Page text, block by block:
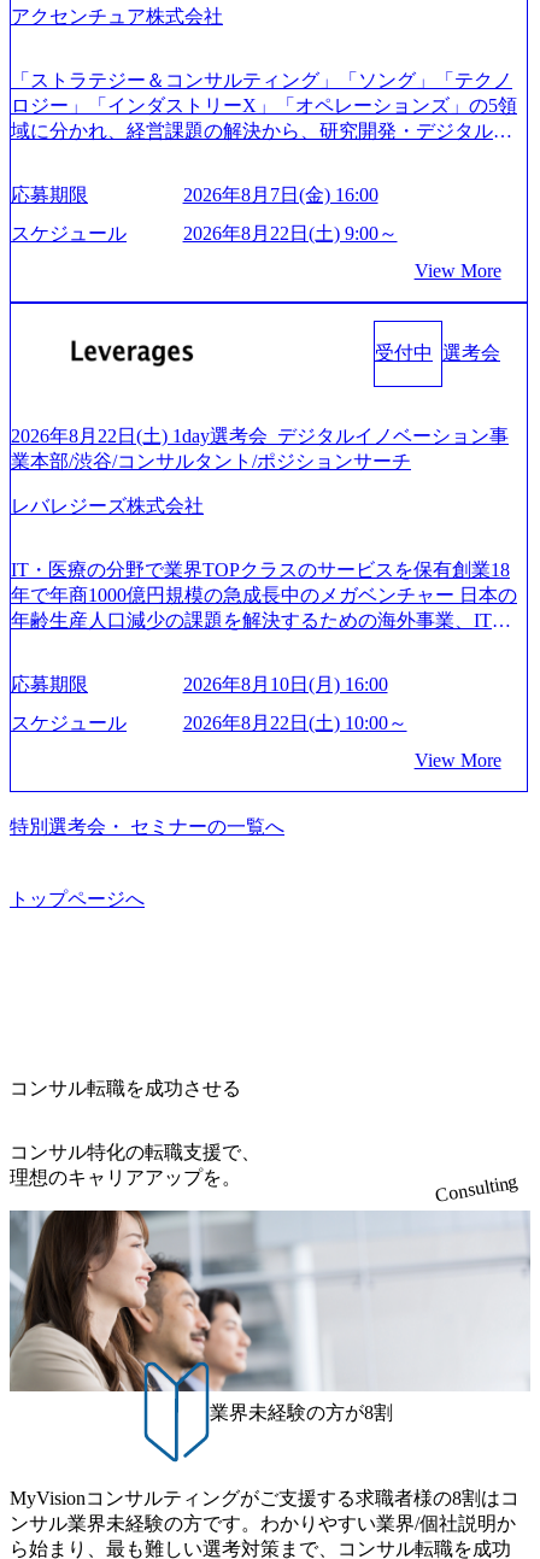
スから「新規事業戦略」「既存事業のトランスフォーメー
略」案件をメインとしたコンサルティングを行います ＜プ
ロジェクト一部抜粋＞ ・海外事業(新規・既存)事業のビジ
ネスモデル検討支援 ・金融領域におけるAIを活用した事業
ィ領域における地域活性アプリ企画支援及び実行支援 ・ロ
業支援 ※その他新規事業や既存デジタルトランスフォーメ
ーションの案件が多数 ● コンサルタント プロジェクトにお
は、仮説検証からクライアント向け資料のドラフト作成、
プロジェクトにおける課題/リスク管理などを担当。 ● シニ
アコンサルタント プロジェクトメンバーとしてプロジェク
トの一領域を担う。主な作業としては、As-Is分析、仮説構
ィスカッションペ ーパーの作成などを担当。 ● 裁量権 弊社
は2019年11月に設立され、成長期といわれるフェーズにあ
ります。 事業・組織を拡大していく時期のため、メンバー
や組織がスケールしていく過程を体感できます。 また、希
参加できる環境です。 自ら案件を取り、プロジェクト体制
を作っていくことも可能です。 ● 事業会社機能にも携われ
る 弊社にはコンサルティング事業以外にもSaaSプロダク
ることも可能です。コンサルタントとしての経験を活かし
ながら自らプロダクト開発や自社の業務改善ができます。
(希望者のみとなります) ● BIG4・アクセンチュアをはじめ
います ● 平均年齢は35歳で、幅広い年齢の方が活躍してい
ます ● インダストリー・ソリューションで区切られていな
い組織です(ワンプール制) ● 海外事業拠点をシンガポールに
ン八重洲 八重洲セントラルタワー8階 受動喫煙対策 : 執務室
かの実務経験を有する方 - MBB及び戦略ファームでのコ
ンサルティング経験2年以上 - BIG4のStrategy部門におけ
ミュニケーション能力をお持ちの方 ・最新のトレンド・テ
ーマや事例にキャッチアップし、バイタリティーを持って
向を把握し、クライアントや自社への提案などに積極的に
関わることができる方 ・スケジューリング(優先順位付け含
む)など、ビジネスベーシックスキルが習得できている方
てご連絡させていただきます。 ● 一日で最終面接まで完了
日面接や面談のお時間をいただく場合がございます ● 面
接、条件面談それぞれ最大1時間を想定しております ・実施
前日までに日程およびURLを共有させていただきます ・面
接および条件面談ともに、どの時間開始となってもご対応
と幸いです ※1day選考会のご参加希望の方は、事前にGAB
試験を受検いただきます(受験期限は1day選考会実施日の3日
前まで)。 ※ただし、30代以上のコンサルファーム経験3年
以上の方はGAB受検免除、書類選考のみ。 書類選考通過後
に、GAB試験に合格している方へ1day選考会当日のご案内
をさせていただきます。 急速なグローバル化により既存事
業では成長戦略を描く事が困難になった大手企業をサポー
す。 (1)既存または新規大手事業会社から依頼された「経営
戦略」等のコンサルティング支援を行います。クライアン
トは各業界上位5社をターゲットとし、特にCXOクラスから
「新規事業戦略」「既存事業のトランスフォーメーショ
案件をメインとしたコンサルティングを行います ＜プロジ
ェクト一部抜粋＞ ・海外事業(新規・既存)事業のビジネス
モデル検討支援 ・金融領域におけるAIを活用した事業戦略
域における地域活性アプリ企画支援及び実行支援 ・ロボテ
援 ※その他新規事業や既存デジタルトランスフォーメーシ
ョンの案件が多数 ● マネージャー プロジェクトの管理者と
ケーション、成果物の品質管理、メンバーの育成などを担
う。プロジェクト全体の品質管理や、会社経営の観点から
てプロジェクト全体の品質担保やマネジメント全般を担
り、クライアントとのリレーションを発展・拡大させるこ
とをミッションとする。自社へ提言の質を常に高く担保す
る責任を担う。 ● 裁量権 弊社は2019年11月に設立され、成
長期といわれるフェーズにあります。 事業・組織を拡大し
ていく時期のため、メンバーや組織がスケールしていく過
程を体感できます。 また、希望者はパートナー以外でも大
手役員の方へのセールスにも参加できる環境です。 自ら案
件を取り、プロジェクト体制を作っていくことも可能で
す。 ● 事業会社機能にも携われる 弊社にはコンサルティン
グ事業以外にもSaaSプロダクト・メディア・地方創生事業
があるため、上記事業に携わることも可能です。コンサル
タントとしての経験を活かしながら自らプロダクト開発や
自社の業務改善ができます。(希望者のみとなります) ● BIG
4・アクセンチュアをはじめとした大手外資系コンサルファ
ーム出身者が多く集まっています ● 平均年齢は35歳で、幅
広い年齢の方が活躍しています ● インダストリー・ソリュ
アクセンチュア株式会社
「ストラテジー＆コンサルティング」「ソング」「テクノ
ロジー」「インダストリーX」「オペレーションズ」の5領
域に分かれ、経営課題の解決から、研究開発・デジタル・
グ領域からその実行的側面であるITサービスの提供まで一
貫して支援する総合系・IT系ファームである あらゆる産業
において非常に良質な顧客基盤を築いており、Fortune Globa
手掛けたプロジェクトは「ファーストリテイリングにおけ
るグローバル化」「資生堂グループのDX化支援」「ヴィヴ
ンサルティング活動のみならず、2021年にはKDDIと合弁会
社「ARISE analytics」を設立し、人工知能とデータアナリテ
ジタル人材育成の支援も盛んに行う 採用資料 (https://www.ac
centure.com/content/dam/accenture/final/accenture-com/document-
いて (https://www.accenture.com/content/dam/accenture/final/caree
のキャリアブログ (https://www.accenture.com/jp-ja/blogs/japan-
careers-blog) 江川社長が語る「105点経営」 (https://business.ni
kkei.com/atcl/gen/19/00604/021600008/) 規模拡大で成功する理
由【コンサル業界俯瞰マップ】 (https://diamond.jp/articles/-/34
材が集結するワケ (https://markezine.jp/article/detail/45446) エン
ジニアからコンサルタントへ。会社に入って、何が変わっ
た？ (https://www.businessinsider.jp/post-288838) プラダ：ラグ
ジュアリー製品のパーソナライゼーション (https://www.acce
m/jp-ja/case-studies/consulting/taisho-pharmaceutical)（ストラテ
s://www.accenture.com/jp-ja/case-studies/communications-media/so
ス） 世界49カ国に約73万人以上（2024年5月時点）の社員を
擁し、世界120以上の国の企業を顧客に売上641億ドルを誇
を上回る規模感)、営業利益率も約15％と驚異的な数字とな
っている、売上・従業員数共にこの8年間で4倍近くの成長
を遂げていることから、今後も高い成長が見込まれる 多く
の技術者を抱えており、アビームコンサルティングに続い
て日本国内2番目にSAP認定コンサルタント制度の有資格者
数が多く、特にIT領域に強みを持つ グローバルのポジショ
ンに自由に応募できる社内の転職ツール「キャリアズ・マ
ーケットプレイス」が存在し、本ツールを活用で上司の引
き留めを受けずに移動が可能である（異動者は年間約1,000
名） 残業時間や有休取得率など約10項目を数値化すること
で、実行前後で離職率を半減させることに成功した 18時以
降の会議を原則禁止としているほか、在宅勤務制度の全社
展開、ハラスメント抑止に向けた研修の拡充、社外窓口設
置など徹底的な仕組み化を推進する 育休取得率は男性6
5%、女性100%と全国平均を上回る実績を持ち、女性の管理
職率も21.8%（2023年12月時点）とフレキシブルな働き方を
応募期限
2026年8月7日(金) 16:00
スケジュール
2026年8月22日(土) 9:00～
View More
受付中 選考会
2026年8月22日(土) 1day選考会_デジタルイノベーション事
業本部/渋谷/コンサルタント/ポジションサーチ
レバレジーズ株式会社
IT・医療の分野で業界TOPクラスのサービスを保有創業18
年で年商1000億円規模の急成長中のメガベンチャー 日本の
年齢生産人口減少の課題を解決するための海外事業、IT事
以上の事業を展開する オールインハウスの組織体制をとっ
ており社内で新しい事業開発などの人員調達できる 独立資
本経営をとっており、事業創造の自由度が高い https://storag
s/20240925162633_7242d0de-3e54-4f03-b076-00318d5c0dff_120
0x644.webp レバレジーズ株式会社 会社説明資料 (https://spea
kerdeck.com/leverages/leverages-hui-she-shao-jie-zi-liao-zhong-tu-
cai-yong-xiang-ke) 「働く人」「事業・サービス」「カルチャ
ps://melev.leverages.jp/) レバレジーズグローバル、大分県より
「外国人留学生等受入環境整備事業委託業務」を受託 (http
UI) レバレジーズで活躍するメンバー紹介！〜 営業職種編
来黒字を維持し、急成長中でありながら安定した事業を展
開し、高い安定性を持つ企業へと成長している 10年後に1兆
円を目指す日本にもなかなかないメガベンチャー。創業か
ら黒字経営。年間130%成長 https://storage.googleapis.com/our-
vision-production.appspot.com/public/images/20251030164405_5c
527843-d227-4df8-b86c-5587f843fdf6_1200x471.webp https://stor
age.googleapis.com/our-vision-production.appspot.com/public/imag
es/20251030164946_dc0888f6-0539-4887-84d7-34c8d8544226_1
200x666.webp 年間100億円規模の投資の元、10以上もの新規
事業を立ち上げているため様々な業界を経験することが可
能 社内転職が活発であり、多様なスキルを1社で身に着ける
ことが可能 事業開発・運用を内包かする「オールインハウ
ス」型の組織体。社内スカウトや社内公募制度を用いて主
体的かつ柔軟なキャリア形成が可能。 https://storage.googleap
165942_70f09968-1b27-43e6-b849-1cd107c4f488_1200x698.web
p ## 働き方／WLB／待遇 内装8億円超のかっこいいオフィ
スがあり、 働き甲斐のあるランキング、新卒注目ランキン
応募期限
2026年8月10日(月) 16:00
スケジュール
2026年8月22日(土) 10:00～
View More
特別選考会・ セミナーの一覧へ
トップページへ
コンサル転職を成功させる
コンサル特化の転職支援で、
理想のキャリアアップを。
Consulting
業界未経験の方が8割
MyVisionコンサルティングがご支援する求職者様の8割はコ
ンサル業界未経験の方です。わかりやすい業界/個社説明か
ら始まり、最も難しい選考対策まで、コンサル転職を成功